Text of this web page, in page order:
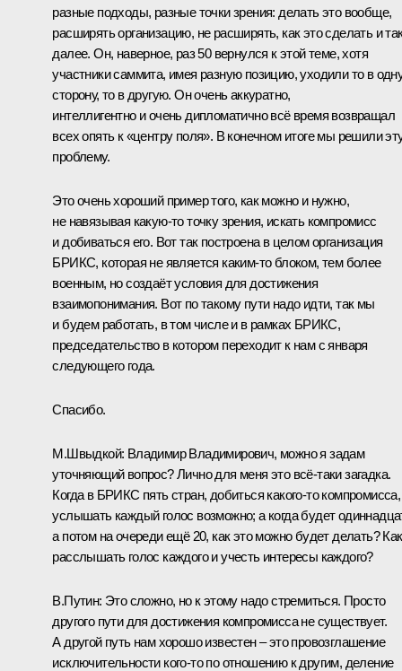
разные подходы, разные точки зрения: делать это вообще,
расширять организацию, не расширять, как это сделать и
далее. Он, наверное, раз 50 вернулся к этой теме, хотя
участники саммита, имея разную позицию, уходили то в
сторону, то в другую. Он очень аккуратно,
интеллигентно и очень дипломатично всё время возвращал
всех опять к «центру поля». В конечном итоге мы решили
проблему.
Это очень хороший пример того, как можно и нужно,
не навязывая какую-то точку зрения, искать компромисс
и добиваться его. Вот так построена в целом организация
БРИКС, которая не является каким-то блоком, тем более
военным, но создаёт условия для достижения
взаимопонимания. Вот по такому пути надо идти, так мы
и будем работать, в том числе и в рамках БРИКС,
председательство в котором переходит к нам с января
следующего года.
Спасибо.
М.Швыдкой: Владимир Владимирович, можно я задам
уточняющий вопрос? Лично для меня это всё-таки загадка.
Когда в БРИКС пять стран, добиться какого-то компромисса,
услышать каждый голос возможно; а когда будет
а потом на очереди ещё 20, как это можно будет делать? Как
расслышать голос каждого и учесть интересы каждого?
В.Путин: Это сложно, но к этому надо стремиться. Просто
другого пути для достижения компромисса не существует.
А другой путь нам хорошо известен – это провозглашение
исключительности кого-то по отношению к другим, деление